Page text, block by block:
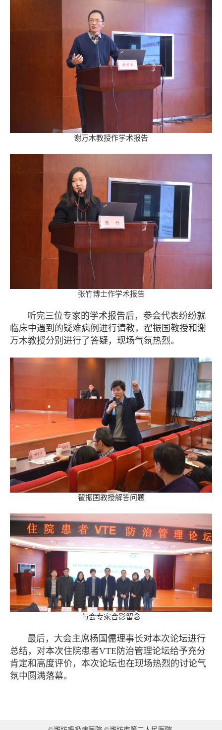
谢万木教授作学术报告
张竹博士作学术报告
听完三位专家的学术报告后，参会代表纷纷就
临床中遇到的疑难病例进行请教，翟振国教授和谢
万木教授分别进行了答疑，现场气氛热烈。
翟振国教授解答问题
与会专家合影留念
最后，大会主席杨国儒理事长对本次论坛进行
总结，对本次住院患者VTE防治管理论坛给予充分
肯定和高度评价，本次论坛也在现场热烈的讨论气
氛中圆满落幕。